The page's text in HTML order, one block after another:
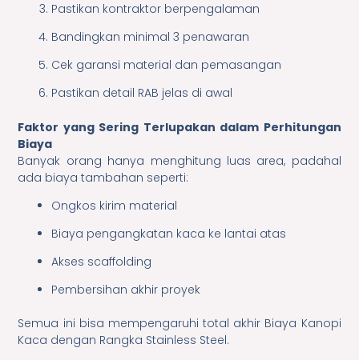
Pastikan kontraktor berpengalaman
Bandingkan minimal 3 penawaran
Cek garansi material dan pemasangan
Pastikan detail RAB jelas di awal
Faktor yang Sering Terlupakan dalam Perhitungan
Biaya
Banyak orang hanya menghitung luas area, padahal
ada biaya tambahan seperti:
Ongkos kirim material
Biaya pengangkatan kaca ke lantai atas
Akses scaffolding
Pembersihan akhir proyek
Semua ini bisa mempengaruhi total akhir Biaya Kanopi
Kaca dengan Rangka Stainless Steel.